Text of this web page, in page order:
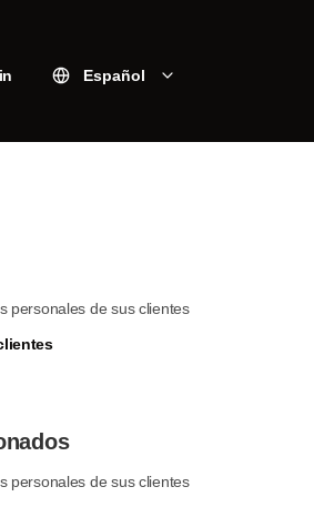
Español
personales de sus clientes
personales de sus clientes